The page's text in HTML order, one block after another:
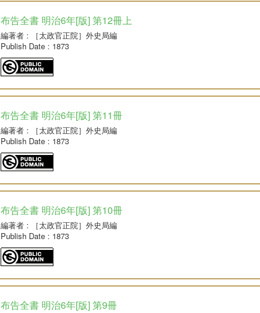
布告全書 明治6年[版] 第12冊上
編著者: ［太政官正院］外史局編
Publish Date: 1873
布告全書 明治6年[版] 第11冊
編著者: ［太政官正院］外史局編
Publish Date: 1873
布告全書 明治6年[版] 第10冊
編著者: ［太政官正院］外史局編
Publish Date: 1873
布告全書 明治6年[版] 第9冊